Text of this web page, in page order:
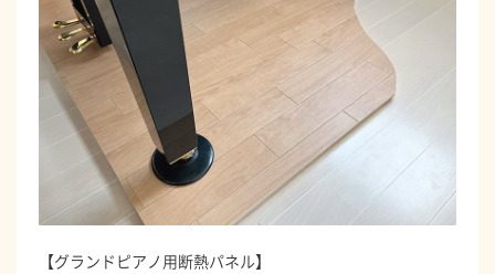
【グランドピアノ用断熱パネル】